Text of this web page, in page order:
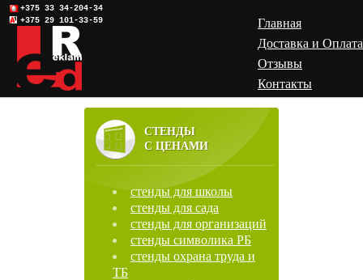
+375 33 34-204-34
+375 29 101-33-59
Главная
Доставка и Оплата
Отзывы
Контакты
СТЕНДЫ
С ЦЕНАМИ
стенды для школы
стенды для сада
стенды для организаций
стенды символика РБ
стенды охрана труда и
ТБ